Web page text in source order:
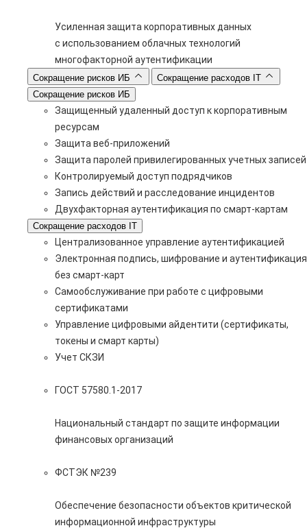
Усиленная защита корпоративных данных
с использованием облачных технологий
многофакторной аутентификации
Сокращение рисков ИБ
Сокращение расходов IT
Сокращение рисков ИБ
Защищенный удаленный доступ к корпоративным
ресурсам
Защита веб-приложений
Защита паролей привилегированных учетных записей
Контролируемый доступ подрядчиков
Запись действий и расследование инцидентов
Двухфакторная аутентификация по смарт-картам
Сокращение расходов IT
Централизованное управление аутентификацией
Электронная подпись, шифрование и аутентификация
без смарт-карт
Самообслуживание при работе с цифровыми
сертификатами
Управление цифровыми айдентити (сертификаты,
токены и смарт карты)
Учет СКЗИ
ГОСТ 57580.1-2017
Национальный стандарт по защите информации
финансовых организаций
ФСТЭК №239
Обеспечение безопасности объектов критической
информационной инфраструктуры